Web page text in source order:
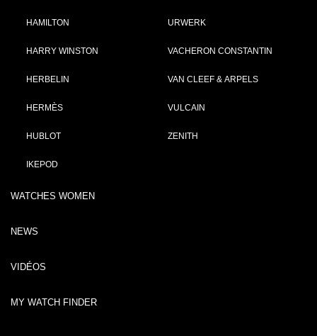
HAMILTON
HARRY WINSTON
HERBELIN
HERMÈS
HUBLOT
IKEPOD
URWERK
VACHERON CONSTANTIN
VAN CLEEF & ARPELS
VULCAIN
ZENITH
WATCHES WOMEN
NEWS
VIDÉOS
MY WATCH FINDER